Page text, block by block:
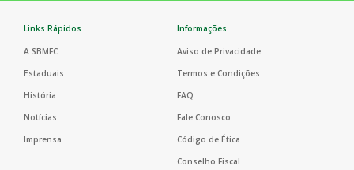
Links Rápidos
A SBMFC
Estaduais
História
Notícias
Imprensa
Informações
Aviso de Privacidade
Termos e Condições
FAQ
Fale Conosco
Código de Ética
Conselho Fiscal